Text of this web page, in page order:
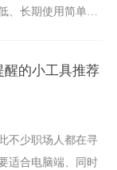
、长期使用简单的
醒的小工具推荐
不少职场人都在寻
适合电脑端、同时